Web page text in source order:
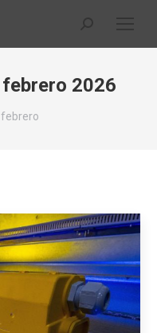
febrero 2026
febrero